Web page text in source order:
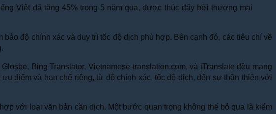
Việt đã tăng 45% trong 5 năm qua, được thúc đẩy bởi thương mại
độ chính xác và duy trì tốc độ dịch phù hợp. Bên cạnh đó, các tiêu chí về
Bing Translator, Vietnamese-translation.com, và iTranslate đều mang
điểm và hạn chế riêng, từ độ chính xác, tốc độ dịch, đến sự thân thiện với
với loại văn bản cần dịch. Một bước quan trọng không thể bỏ qua là kiểm